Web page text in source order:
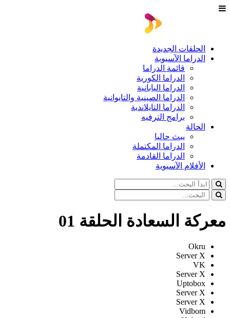
الحلقات الجديدة
الدراما الآسيوية
قائمة الدراما
الدراما الكورية
الدراما اليابانية
الدراما الصينية والتايوانية
الدراما التايلاندية
برامج الترفيه
الحالة
يبث حاليا
الدراما المكتملة
الدراما القادمة
الأفلام الآسيوية
معركة السعادة الحلقة 01
Okru
Server X
VK
Server X
Uptobox
Server X
Server X
Vidbom